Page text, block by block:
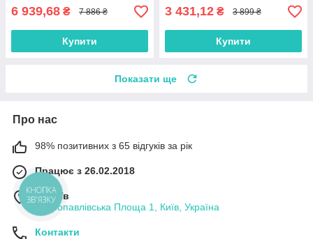
6 939,68 ₴ 7 886 ₴
Купити
3 431,12 ₴ 3 899 ₴
Купити
Показати ще
Про нас
98% позитивних з 65 відгуків за рік
Працює з 26.02.2018
м. Київ
Петропавлівська Площа 1, Київ, Україна
Контакти
КНОПКА
ЗВ'ЯЗКУ